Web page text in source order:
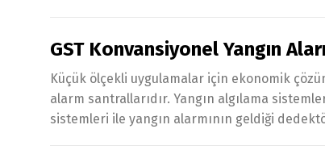
GST Konvansiyonel Yangın
Küçük ölçekli uygulamalar için ekonomik
alarm santrallarıdır. Yangın algılama
sistemleri ile yangın alarmının geldiği